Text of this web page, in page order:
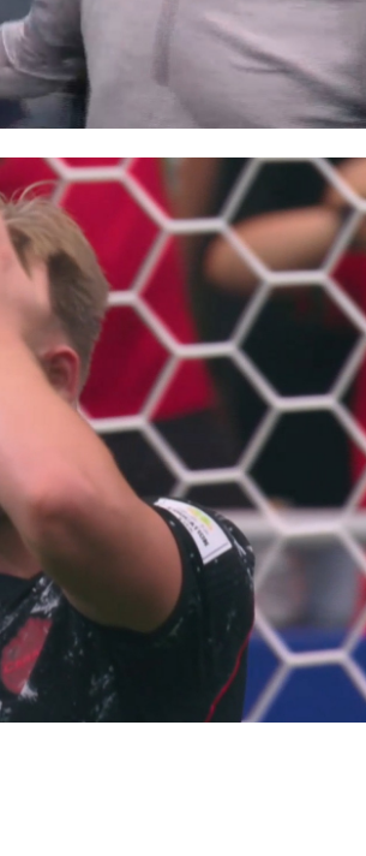
"Qarabağ" vəfat edən azarkeşi Zəfər
xatırladı - Video